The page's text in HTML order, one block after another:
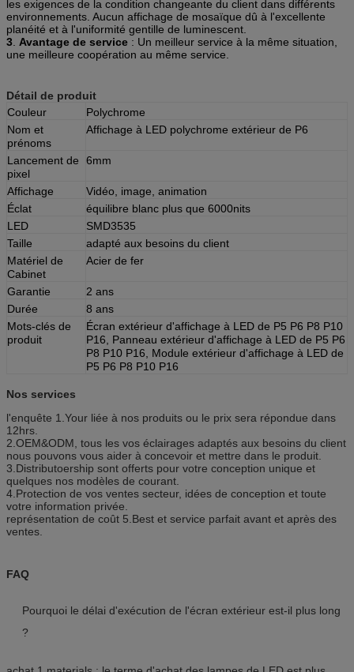
les exigences de la condition changeante du client dans différents
environnements. Aucun affichage de mosaïque dû à l'excellente
planéité et à l'uniformité gentille de luminescent.
3 Avantage de service : Un meilleur service à la même situation,
une meilleure coopération au même service.
Détail de produit
Couleur
Polychrome
Nom et
prénoms
Affichage à LED polychrome extérieur de P6
Lancement de
pixel
6mm
Affichage
Vidéo, image, animation
Éclat
équilibre blanc plus que 6000nits
LED
SMD3535
Taille
adapté aux besoins du client
Matériel de
Cabinet
Acier de fer
Garantie
2 ans
Durée
8 ans
Mots-clés de
produit
Écran extérieur d'affichage à LED de P5 P6 P8 P10
P16, Panneau extérieur d'affichage à LED de P5 P6
P8 P10 P16, Module extérieur d'affichage à LED de
P5 P6 P8 P10 P16
Nos services
l'enquête 1.Your liée à nos produits ou le prix sera répondue dans
12hrs.
2.OEM&ODM, tous les vos éclairages adaptés aux besoins du client
nous pouvons vous aider à concevoir et mettre dans le produit.
3.Distributoership sont offerts pour votre conception unique et
quelques nos modèles de courant.
4.Protection de vos ventes secteur, idées de conception et toute
votre information privée.
représentation de coût 5.Best et service parfait avant et après des
ventes.
FAQ
Pourquoi le délai d'exécution de l'écran extérieur est-il plus long
?